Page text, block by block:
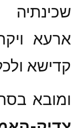
שכינתיה
ארעא
קדישא
ומובא